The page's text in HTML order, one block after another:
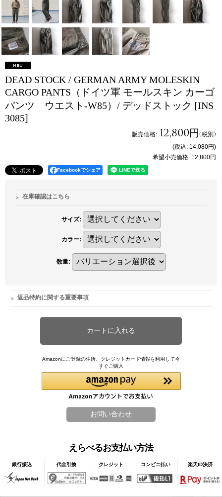
DEAD STOCK / GERMAN ARMY MOLESKIN
CARGO PANTS（ドイツ軍 モールスキン カーゴ
パンツ ウエスト-W85）/ デッドストック [INS
3085]
販売価格: 12,800円(税別)
(税込: 14,080円)
希望小売価格: 12,800円
Facebookでシェア
在庫確認はこちら
サイズ:
カラー:
数量:
返品特約に関する重要事項
Amazonにご登録の住所、クレジットカード情報を利用して今
すぐご購入
えらべるお支払い方法
銀行振込 代金引換 クレジット コンビニ払い 楽天ID決済